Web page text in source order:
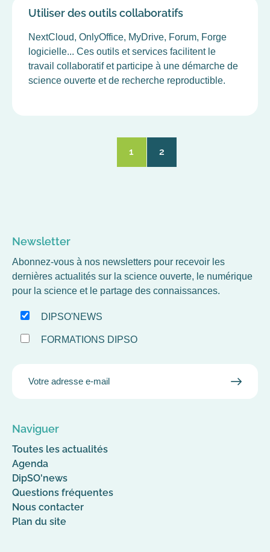
Utiliser des outils collaboratifs
NextCloud, OnlyOffice, MyDrive, Forum, Forge
logicielle... Ces outils et services facilitent le
travail collaboratif et participe à une démarche de
science ouverte et de recherche reproductible.
Page
1
Page
2
Newsletter
Abonnez-vous à nos newsletters pour recevoir les
dernières actualités sur la science ouverte, le numérique
pour la science et le partage des connaissances.
DIPSO'NEWS
FORMATIONS DIPSO
Naviguer
Toutes les actualités
Agenda
DipSO'news
Questions fréquentes
Nous contacter
Plan du site